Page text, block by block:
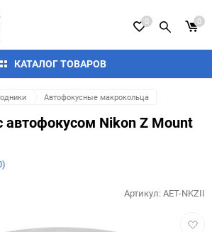
КАТАЛОГ ТОВАРОВ
0 0
Автофокусные макрокольца
автофокусом Nikon Z Mount
Артикул:AET-NKZII